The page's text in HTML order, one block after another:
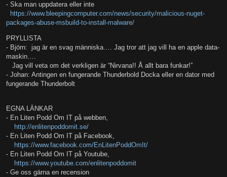
- Ska man uppdatera eller inte
https://www.bleepingcomputer.com/news/security/malicious-nuget-
packages-abuse-msbuild-to-install-malware/
PRYLLISTA
- Björn: jag är en svag människa…. Jag tror att jag vill ha en apple data-
maskin….
Jag vill veta om det verkligen är “Nirvana!! Å allt bara funkar!”
- Johan: Antingen en fungerande Thunderbold Docka eller en dator med
fungerande Thunderbolt
EGNA LÄNKAR
- En Liten Podd Om IT på webben,
http://enlitenpoddomit.se/
- En Liten Podd Om IT på Facebook,
https://www.facebook.com/EnLitenPoddOmIt/
- En Liten Podd Om IT på Youtube,
https://www.youtube.com/enlitenpoddomit
- Ge oss gärna en recension